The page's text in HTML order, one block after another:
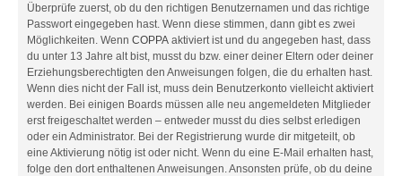
Überprüfe zuerst, ob du den richtigen Benutzernamen und das richtige
Passwort eingegeben hast. Wenn diese stimmen, dann gibt es zwei
Möglichkeiten. Wenn COPPA aktiviert ist und du angegeben hast, dass
du unter 13 Jahre alt bist, musst du bzw. einer deiner Eltern oder deiner
Erziehungsberechtigten den Anweisungen folgen, die du erhalten hast.
Wenn dies nicht der Fall ist, muss dein Benutzerkonto vielleicht aktiviert
werden. Bei einigen Boards müssen alle neu angemeldeten Mitglieder
erst freigeschaltet werden – entweder musst du dies selbst erledigen
oder ein Administrator. Bei der Registrierung wurde dir mitgeteilt, ob
eine Aktivierung nötig ist oder nicht. Wenn du eine E-Mail erhalten hast,
folge den dort enthaltenen Anweisungen. Ansonsten prüfe, ob du deine